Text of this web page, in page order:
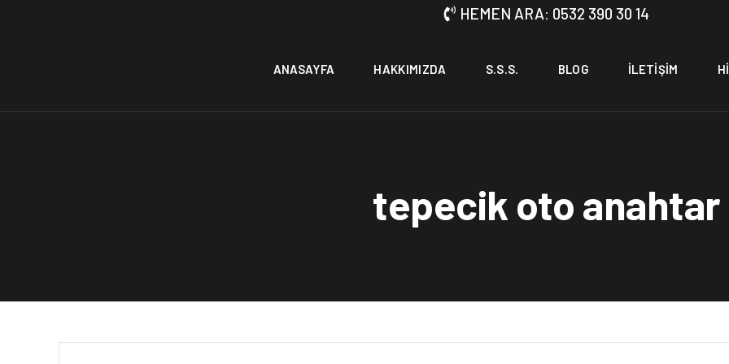
HEMEN ARA: 0532 390 30 14
ANASAYFA HAKKIMIZDA S.S.S. BLOG İLETIŞIM
tepecik oto anahtar